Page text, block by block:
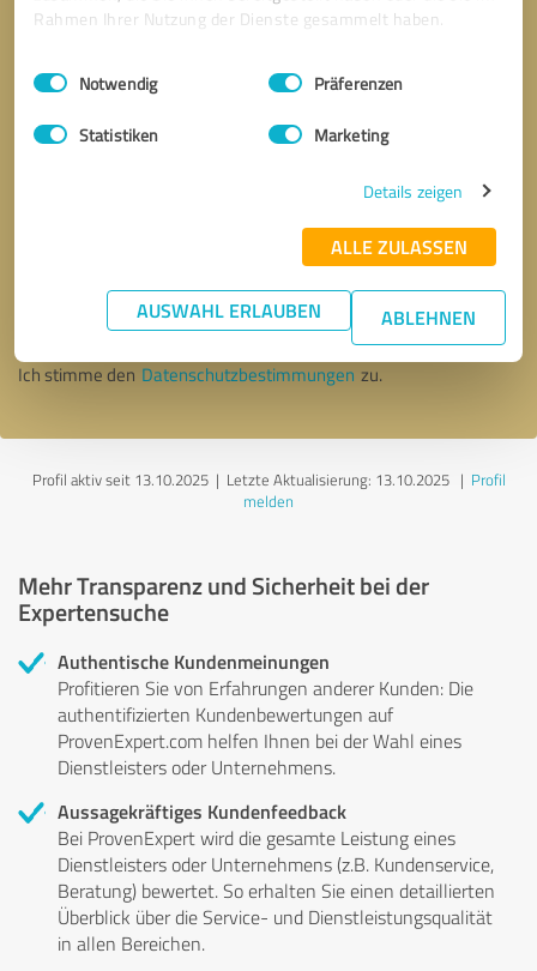
Rahmen Ihrer Nutzung der Dienste gesammelt haben.
Impressum Datenschutzbestimmungen
Einwilligungsauswahl
Notwendig Präferenzen
Statistiken Marketing
Details zeigen
ALLE ZULASSEN
AUSWAHL ERLAUBEN ABLEHNEN
* Erforderliche Angaben
Nachricht senden
Ich stimme den Datenschutzbestimmungen zu.
Profil aktiv seit 13.10.2025 | Letzte Aktualisierung: 13.10.2025| Profil
melden
Mehr Transparenz und Sicherheit bei der
Expertensuche
Authentische Kundenmeinungen
Profitieren Sie von Erfahrungen anderer Kunden: Die
authentifizierten Kundenbewertungen auf
ProvenExpert.com helfen Ihnen bei der Wahl eines
Dienstleisters oder Unternehmens.
Aussagekräftiges Kundenfeedback
Bei ProvenExpert wird die gesamte Leistung eines
Dienstleisters oder Unternehmens (z.B. Kundenservice,
Beratung) bewertet. So erhalten Sie einen detaillierten
Überblick über die Service- und Dienstleistungsqualität
in allen Bereichen.